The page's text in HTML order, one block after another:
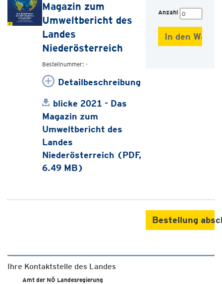
Magazin zum
Umweltbericht des
Landes
Niederösterreich
Bestellnummer: -
Detailbeschreibung
blicke 2021 - Das
Magazin zum
Umweltbericht des
Landes
Niederösterreich (PDF,
6.49 MB)
Anzahl
Bestellung
Ihre Kontaktstelle des Landes
Amt der NÖ Landesregierung